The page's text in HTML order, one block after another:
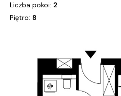
Liczba pokoi: 2
Piętro: 8